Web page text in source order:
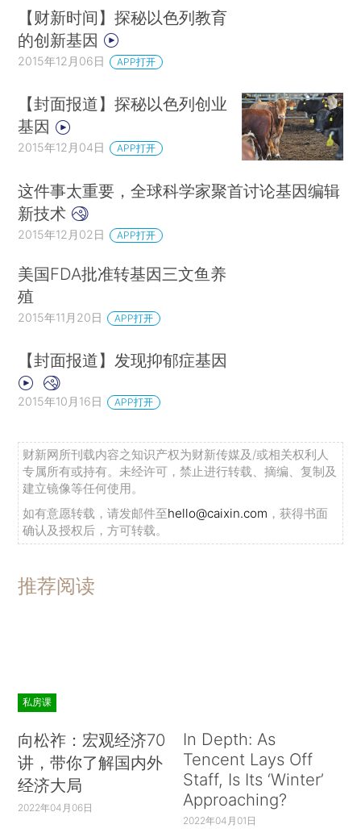
【财新时间】探秘以色列教育
的创新基因
2015年12月06日 APP打开
【封面报道】探秘以色列创业
基因
2015年12月04日 APP打开
这件事太重要，全球科学家聚首讨论基因编辑
新技术
2015年12月02日 APP打开
美国FDA批准转基因三文鱼养
殖
2015年11月20日 APP打开
【封面报道】发现抑郁症基因
2015年10月16日 APP打开
财新网所刊载内容之知识产权为财新传媒及/或相关权利人
专属所有或持有。未经许可，禁止进行转载、摘编、复制及
建立镜像等任何使用。
如有意愿转载，请发邮件至hello@caixin.com ，获得书面
确认及授权后，方可转载。
推荐阅读
私房课
向松祚：宏观经济70
讲，带你了解国内外
经济大局
2022年04月06日
In Depth: As
Tencent Lays Off
Staff, Is Its ‘Winter’
Approaching?
2022年04月01日